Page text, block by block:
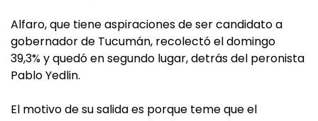
Alfaro, que tiene aspiraciones de ser candidato a
gobernador de Tucumán, recolectó el domingo
39,3% y quedó en segundo lugar, detrás del peronista
Pablo Yedlin.
El motivo de su salida es porque teme que el